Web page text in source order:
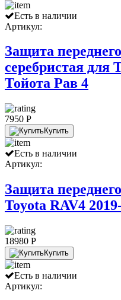
Есть в наличии
Артикул:
Защита
серебристая для
Тойота Рав 4
7950 P
Купить
Есть в наличии
Артикул:
Защита
Toyota RAV4
18980 P
Купить
Есть в наличии
Артикул: